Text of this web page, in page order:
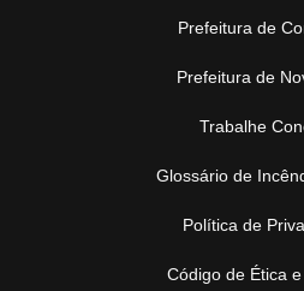
Prefeitura de
Prefeitura de
Trabalhe
Glossário de
Política de
Código de Ética